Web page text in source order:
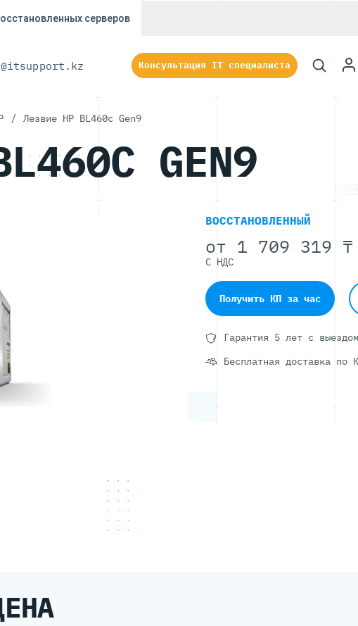
серверов
Консультация IT специалиста
/ Лезвие HP BL460c Gen9
GEN9
ВОССТАНОВЛЕННЫЙ
от 1 709 319 ₸
С НДС
Получить КП за час
Гарантия 5 лет с
Бесплатная доставка по